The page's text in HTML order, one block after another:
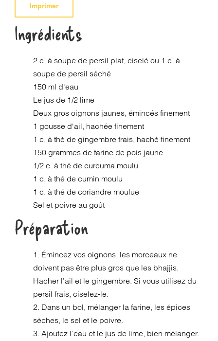
Imprimer
Ingrédients
2 c. à soupe de persil plat, ciselé ou 1 c. à
soupe de persil séché
150 ml d'eau
Le jus de 1/2 lime
Deux gros oignons jaunes, émincés finement
1 gousse d'ail, hachée finement
1 c. à thé de gingembre frais, haché finement
150 grammes de farine de pois jaune
1/2 c. à thé de curcuma moulu
1 c. à thé de cumin moulu
1 c. à thé de coriandre moulue
Sel et poivre au goût
Préparation
1. Émincez vos oignons, les morceaux ne
doivent pas être plus gros que les bhajjis.
Hacher l’ail et le gingembre. Si vous utilisez du
persil frais, ciselez-le.
2. Dans un bol, mélanger la farine, les épices
sèches, le sel et le poivre.
3. Ajoutez l’eau et le jus de lime, bien mélanger.